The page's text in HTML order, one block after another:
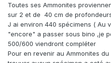
Toutes ses Ammonites
sur 2 et de 40 cm de
J ai environ 440 spécimens ( Au
"encore" a passer sous bino ,je
500/600 viendront compléter
Pour en revenir au Ammonites